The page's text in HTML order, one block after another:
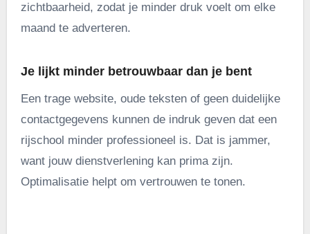
zichtbaarheid, zodat je minder druk voelt om elke
maand te adverteren.
Je lijkt minder betrouwbaar dan je bent
Een trage website, oude teksten of geen duidelijke
contactgegevens kunnen de indruk geven dat een
rijschool minder professioneel is. Dat is jammer,
want jouw dienstverlening kan prima zijn.
Optimalisatie helpt om vertrouwen te tonen.